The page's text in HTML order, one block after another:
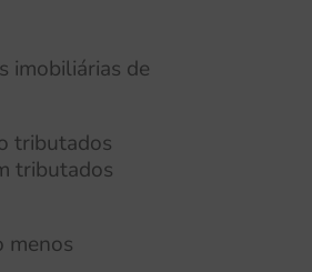
imobiliárias de
tributados
tributados
menos